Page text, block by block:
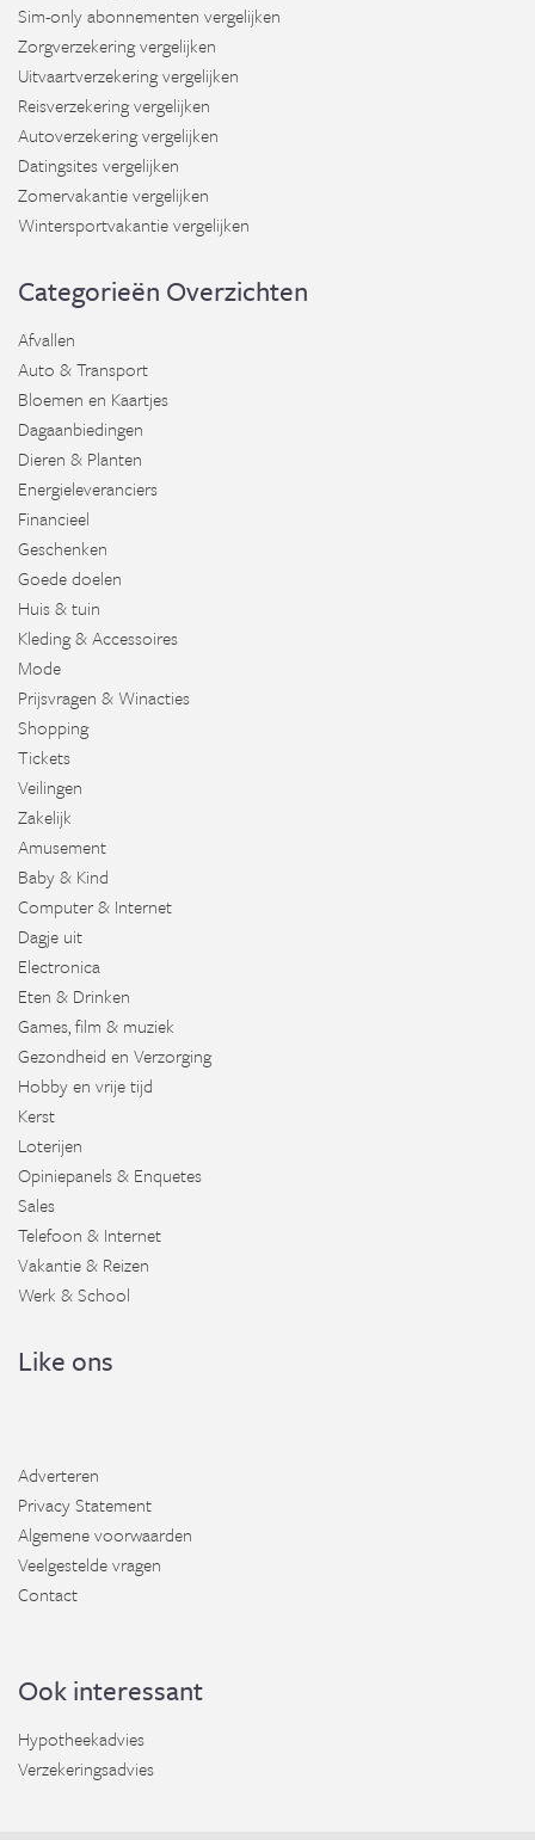
Sim-only abonnementen vergelijken
Zorgverzekering vergelijken
Uitvaartverzekering vergelijken
Reisverzekering vergelijken
Autoverzekering vergelijken
Datingsites vergelijken
Zomervakantie vergelijken
Wintersportvakantie vergelijken
Categorieën Overzichten
Afvallen
Auto & Transport
Bloemen en Kaartjes
Dagaanbiedingen
Dieren & Planten
Energieleveranciers
Financieel
Geschenken
Goede doelen
Huis & tuin
Kleding & Accessoires
Mode
Prijsvragen & Winacties
Shopping
Tickets
Veilingen
Zakelijk
Amusement
Baby & Kind
Computer & Internet
Dagje uit
Electronica
Eten & Drinken
Games, film & muziek
Gezondheid en Verzorging
Hobby en vrije tijd
Kerst
Loterijen
Opiniepanels & Enquetes
Sales
Telefoon & Internet
Vakantie & Reizen
Werk & School
Like ons
Adverteren
Privacy Statement
Algemene voorwaarden
Veelgestelde vragen
Contact
Ook interessant
Hypotheekadvies
Verzekeringsadvies